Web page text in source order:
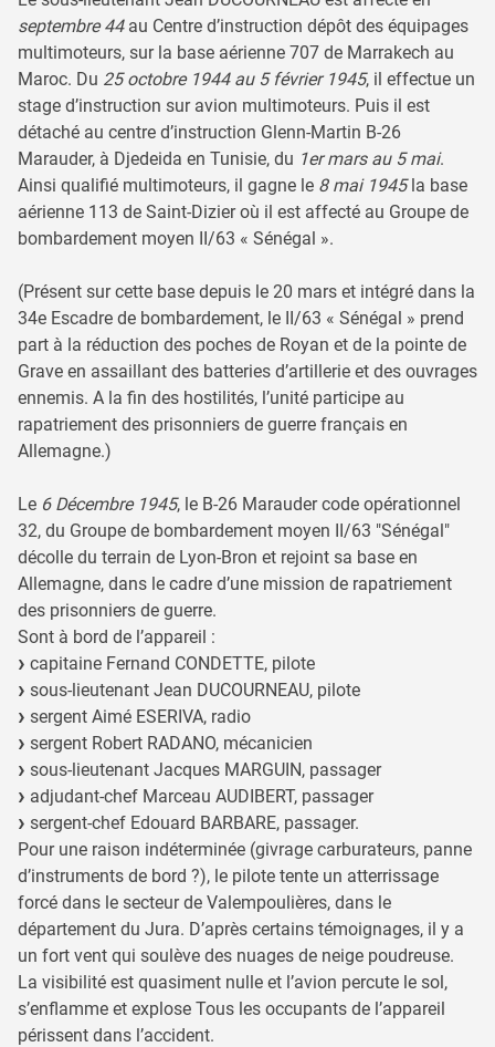
septembre 44au Centre d’instruction dépôt des équipages
multimoteurs, sur la base aérienne 707 de Marrakech au
Maroc. Du 25 octobre 1944 au 5 février 1945, il effectue un
stage d’instruction sur avion multimoteurs. Puis il est
détaché au centre d’instruction Glenn-Martin B-26
Marauder, à Djedeida en Tunisie, du 1er mars au 5 mai.
Ainsi qualifié multimoteurs, il gagne le 8 mai 1945la base
aérienne 113 de Saint-Dizier où il est affecté au Groupe de
bombardement moyen II/63 « Sénégal ».
(Présent sur cette base depuis le 20 mars et intégré dans la
34e Escadre de bombardement, le II/63 « Sénégal » prend
part à la réduction des poches de Royan et de la pointe de
Grave en assaillant des batteries d’artillerie et des ouvrages
ennemis. A la fin des hostilités, l’unité participe au
rapatriement des prisonniers de guerre français en
Allemagne.)
Le 6 Décembre 1945, le B-26 Marauder code opérationnel
32, du Groupe de bombardement moyen II/63 "Sénégal"
décolle du terrain de Lyon-Bron et rejoint sa base en
Allemagne, dans le cadre d’une mission de rapatriement
des prisonniers de guerre.
Sont à bord de l’appareil :
capitaine Fernand CONDETTE, pilote
sous-lieutenant Jean DUCOURNEAU, pilote
sergent Aimé ESERIVA, radio
sergent Robert RADANO, mécanicien
sous-lieutenant Jacques MARGUIN, passager
adjudant-chef Marceau AUDIBERT, passager
sergent-chef Edouard BARBARE, passager.
Pour une raison indéterminée (givrage carburateurs, panne
d’instruments de bord ?), le pilote tente un atterrissage
forcé dans le secteur de Valempoulières, dans le
département du Jura. D’après certains témoignages, il y a
un fort vent qui soulève des nuages de neige poudreuse.
La visibilité est quasiment nulle et l’avion percute le sol,
s’enflamme et explose Tous les occupants de l’appareil
périssent dans l’accident.